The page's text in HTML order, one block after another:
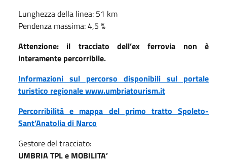
Lunghezza della linea: 51 km
Pendenza massima: 4,5 %
Attenzione: il tracciato dell’ex ferrovia non è
interamente percorribile.
Informazioni sul percorso disponibili sul portale
turistico regionale www.umbriatourism.it
Percorribilità e mappa del primo tratto Spoleto-
Sant’Anatolia di Narco
Gestore del tracciato:
UMBRIA TPL e MOBILITA’